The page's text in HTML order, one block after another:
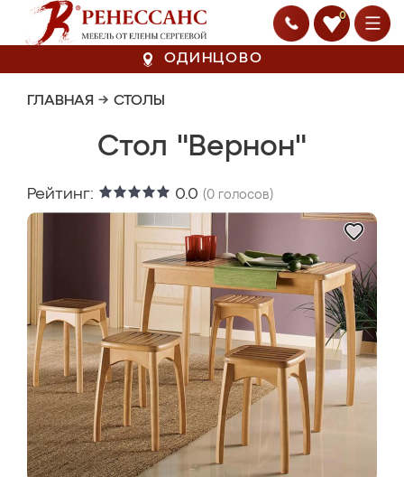
0
ОДИНЦОВО
ГЛАВНАЯ → СТОЛЫ
Стол "Вернон"
Рейтинг: 0.0 (0 голосов)